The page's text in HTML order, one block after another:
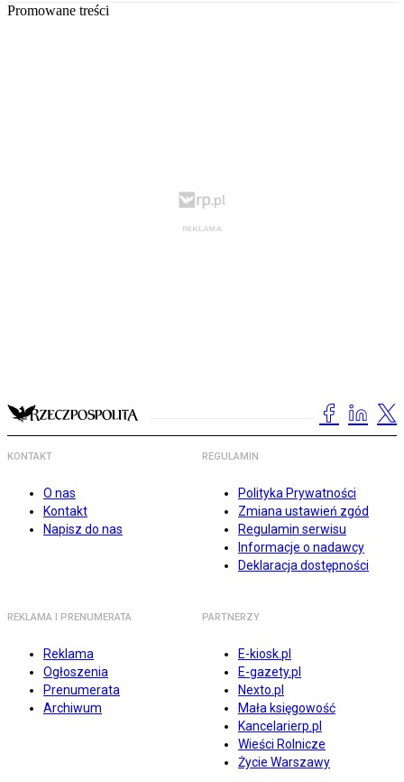
Promowane treści
KONTAKT
O nas
Kontakt
Napisz do nas
REGULAMIN
Polityka Prywatności
Zmiana ustawień zgód
Regulamin serwisu
Informacje o nadawcy
Deklaracja dostępności
REKLAMA I PRENUMERATA
Reklama
Ogłoszenia
Prenumerata
Archiwum
PARTNERZY
E-kiosk.pl
E-gazety.pl
Nexto.pl
Mała księgowość
Kancelarierp.pl
Wieści Rolnicze
Życie Warszawy